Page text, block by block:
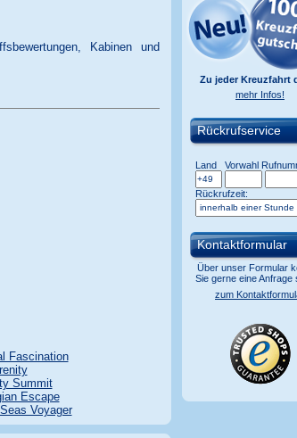
Kabinen und
Fascination
Summit
Escape
Voyager
Zu jeder Kreuzfahrt
mehr Infos!
Rückrufservice
Land Vorwahl
Rückrufzeit:
Kontaktformular
Über unser Formular
Sie gerne eine Anfrage
zum